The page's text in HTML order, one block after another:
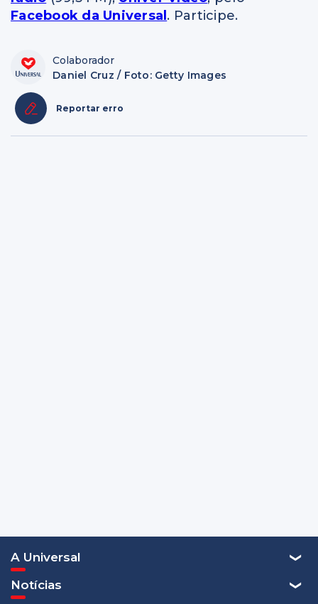
Facebook da Universal. Participe.
Colaborador
Daniel Cruz / Foto: Getty Images
Reportar erro
A Universal
Notícias